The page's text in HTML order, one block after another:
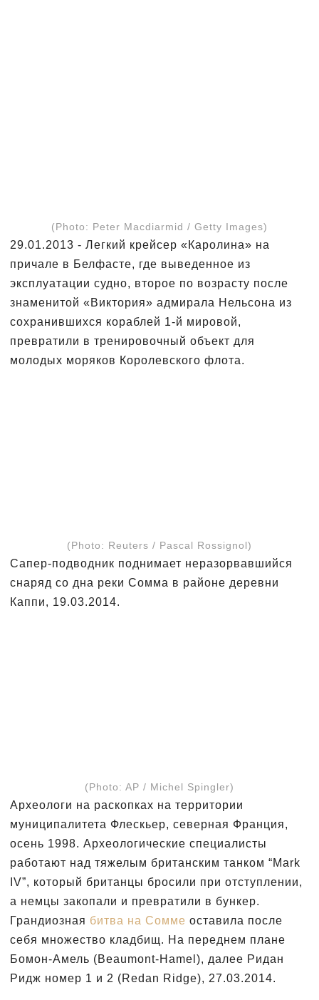
(Photo: Peter Macdiarmid / Getty Images)
29.01.2013 - Легкий крейсер «Каролина» на
причале в Белфасте, где выведенное из
эксплуатации судно, второе по возрасту после
знаменитой «Виктория» адмирала Нельсона из
сохранившихся кораблей 1-й мировой,
превратили в тренировочный объект для
молодых моряков Королевского флота.
(Photo: Reuters / Pascal Rossignol)
Сапер-подводник поднимает неразорвавшийся
снаряд со дна реки Сомма в районе деревни
Каппи, 19.03.2014.
(Photo: AP / Michel Spingler)
Археологи на раскопках на территории
муниципалитета Флескьер, северная Франция,
осень 1998. Археологические специалисты
работают над тяжелым британским танком “Mark
IV”, который британцы бросили при отступлении,
а немцы закопали и превратили в бункер.
Грандиозная битва на Сомме оставила после
себя множество кладбищ. На переднем плане
Бомон-Амель (Beaumont-Hamel), далее Ридан
Ридж номер 1 и 2 (Redan Ridge), 27.03.2014.